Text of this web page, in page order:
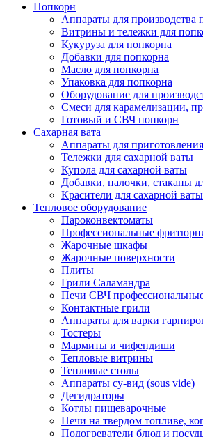
Попкорн
Аппараты для производства
Витрины и тележки для
Кукуруза для попкорна
Добавки для попкорна
Масло для попкорна
Упаковка для попкорна
Оборудование для
Смеси для карамелизации,
Готовый и СВЧ попкорн
Сахарная вата
Аппараты для
Тележки для сахарной ваты
Купола для сахарной ваты
Добавки, палочки, стаканы
Красители для сахарной ваты
Тепловое оборудование
Пароконвектоматы
Профессиональные
Жарочные шкафы
Жарочные поверхности
Плиты
Грили Саламандра
Печи СВЧ
Контактные грили
Аппараты для варки
Тостеры
Мармиты и чифендиши
Тепловые витрины
Тепловые столы
Аппараты су-вид (sous vide)
Дегидраторы
Котлы пищеварочные
Печи на твердом топливе,
Подогреватели блюд и